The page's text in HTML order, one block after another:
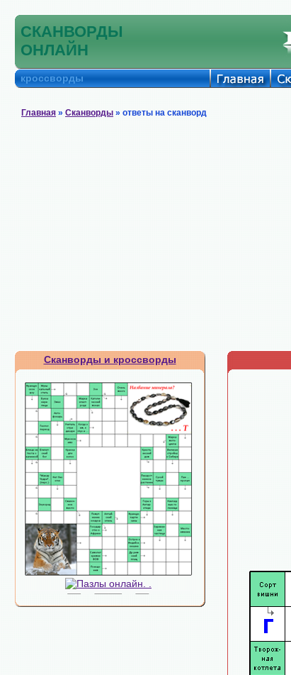
СКАНВОРДЫ
ОНЛАЙН
кроссворды
Главная » Сканворды » ответы на сканворд
Сканворды и кроссворды